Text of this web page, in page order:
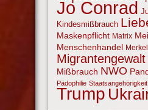
Jo Conrad
Kindesmißbrauch
Maskenpflicht Matrix
Menschenhandel Merkel
Migrantengewalt
Mißbrauch NWO
Pädophilie Staatsangehörigkeit
Trump